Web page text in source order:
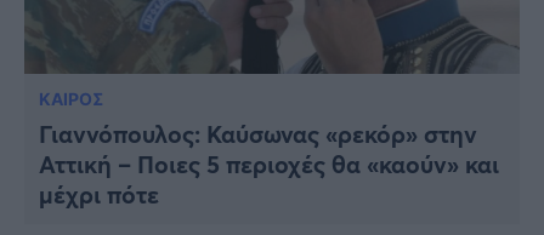
ΚΑΙΡΟΣ
Γιαννόπουλος: Καύσωνας «ρεκόρ» στην
Αττική – Ποιες 5 περιοχές θα «καούν» και
μέχρι πότε